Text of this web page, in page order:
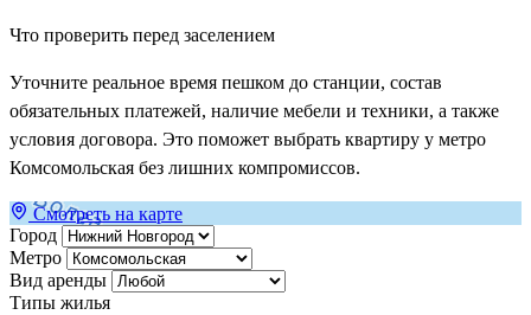
Что проверить перед заселением
Уточните реальное время пешком до станции, состав
обязательных платежей, наличие мебели и техники, а также
условия договора. Это поможет выбрать квартиру у метро
Комсомольская без лишних компромиссов.
Смотреть на карте
Город
Метро
Вид аренды
Типы жилья